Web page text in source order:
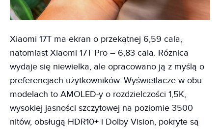
Xiaomi 17T ma ekran o przekątnej 6,59 cala,
natomiast Xiaomi 17T Pro – 6,83 cala. Różnica
wydaje się niewielka, ale opracowano ją z myślą o
preferencjach użytkowników. Wyświetlacze w obu
modelach to AMOLED-y o rozdzielczości 1,5K,
wysokiej jasności szczytowej na poziomie 3500
nitów, obsługą HDR10+ i Dolby Vision, pokryte są